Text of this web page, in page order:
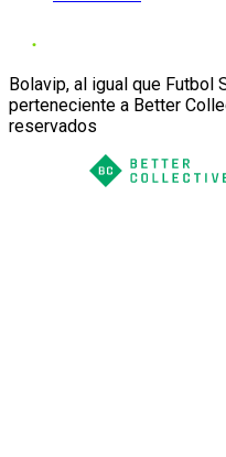
Bolavip, al igual que Futbol
perteneciente a Better
reservados